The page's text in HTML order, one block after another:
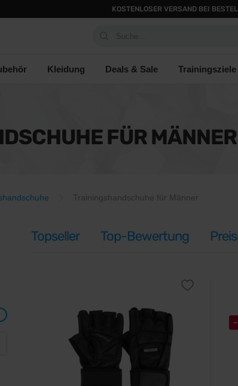
KOSTENLOSER VERSAND BEI
Kleidung Deals & Sale Trainingsziele
FÜR MÄNNER
Trainingshandschuhe für Männer
Topseller Top-Bewertung